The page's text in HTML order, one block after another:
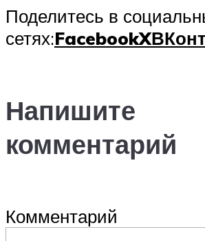
Поделитесь в
сетях:FacebookX
Напишите
комментарий
Комментарий